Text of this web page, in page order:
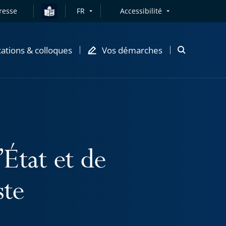
FR Accessibilité
& colloques Vos démarches
Ouvrir
et de